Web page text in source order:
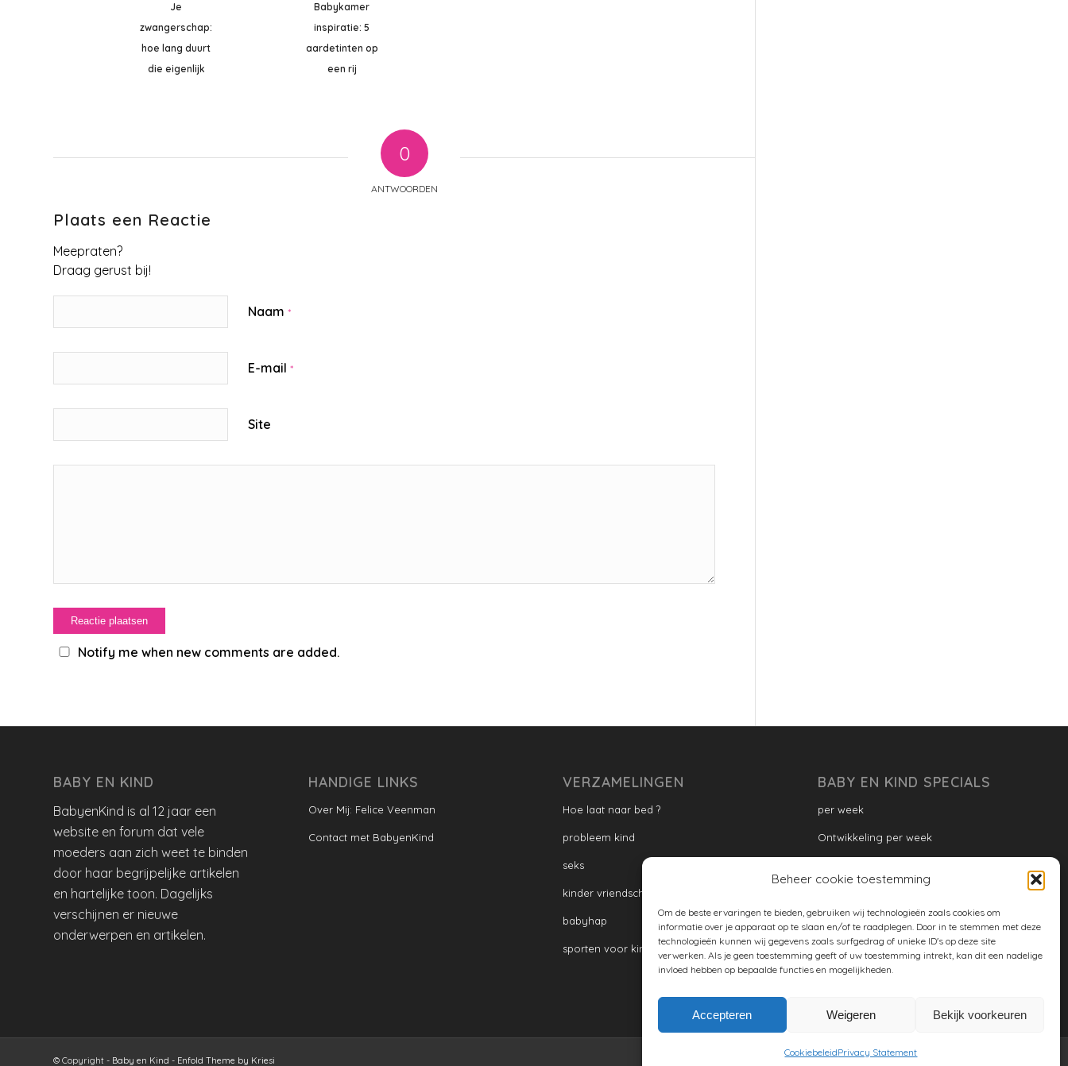
Beheer cookie toestemming
Om de beste ervaringen te bieden, gebruiken wij technologieën zoals cookies om
informatie over je apparaat op te slaan en/of te raadplegen. Door in te stemmen met deze
technologieën kunnen wij gegevens zoals surfgedrag of unieke ID's op deze site
verwerken. Als je geen toestemming geeft of uw toestemming intrekt, kan dit een nadelige
invloed hebben op bepaalde functies en mogelijkheden.
Accepteren Weigeren Bekijk voorkeuren
CookiebeleidPrivacy Statement
Je
zwangerschap:
hoe lang duurt
die eigenlijk
Babykamer
inspiratie: 5
aardetinten op
een rij
0
ANTWOORDEN
Plaats een Reactie
Meepraten?
Draag gerust bij!
Naam *
E-mail *
Site
Notify me when new comments are added.
BABY EN KIND
BabyenKind is al 12 jaar een
website en forum dat vele
moeders aan zich weet te binden
door haar begrijpelijke artikelen
en hartelijke toon. Dagelijks
verschijnen er nieuwe
onderwerpen en artikelen.
HANDIGE LINKS
Over Mij: Felice Veenman
Contact met BabyenKind
VERZAMELINGEN
Hoe laat naar bed ?
probleem kind
seks
kinder vriendschap
babyhap
sporten voor kinderen
BABY EN KIND SPECIALS
per week
Ontwikkeling per week
Ontwikkeling per maand
ontwikkeling per jaar
Cookiebeleid (EU)
© Copyright - Baby en Kind - Enfold Theme by Kriesi